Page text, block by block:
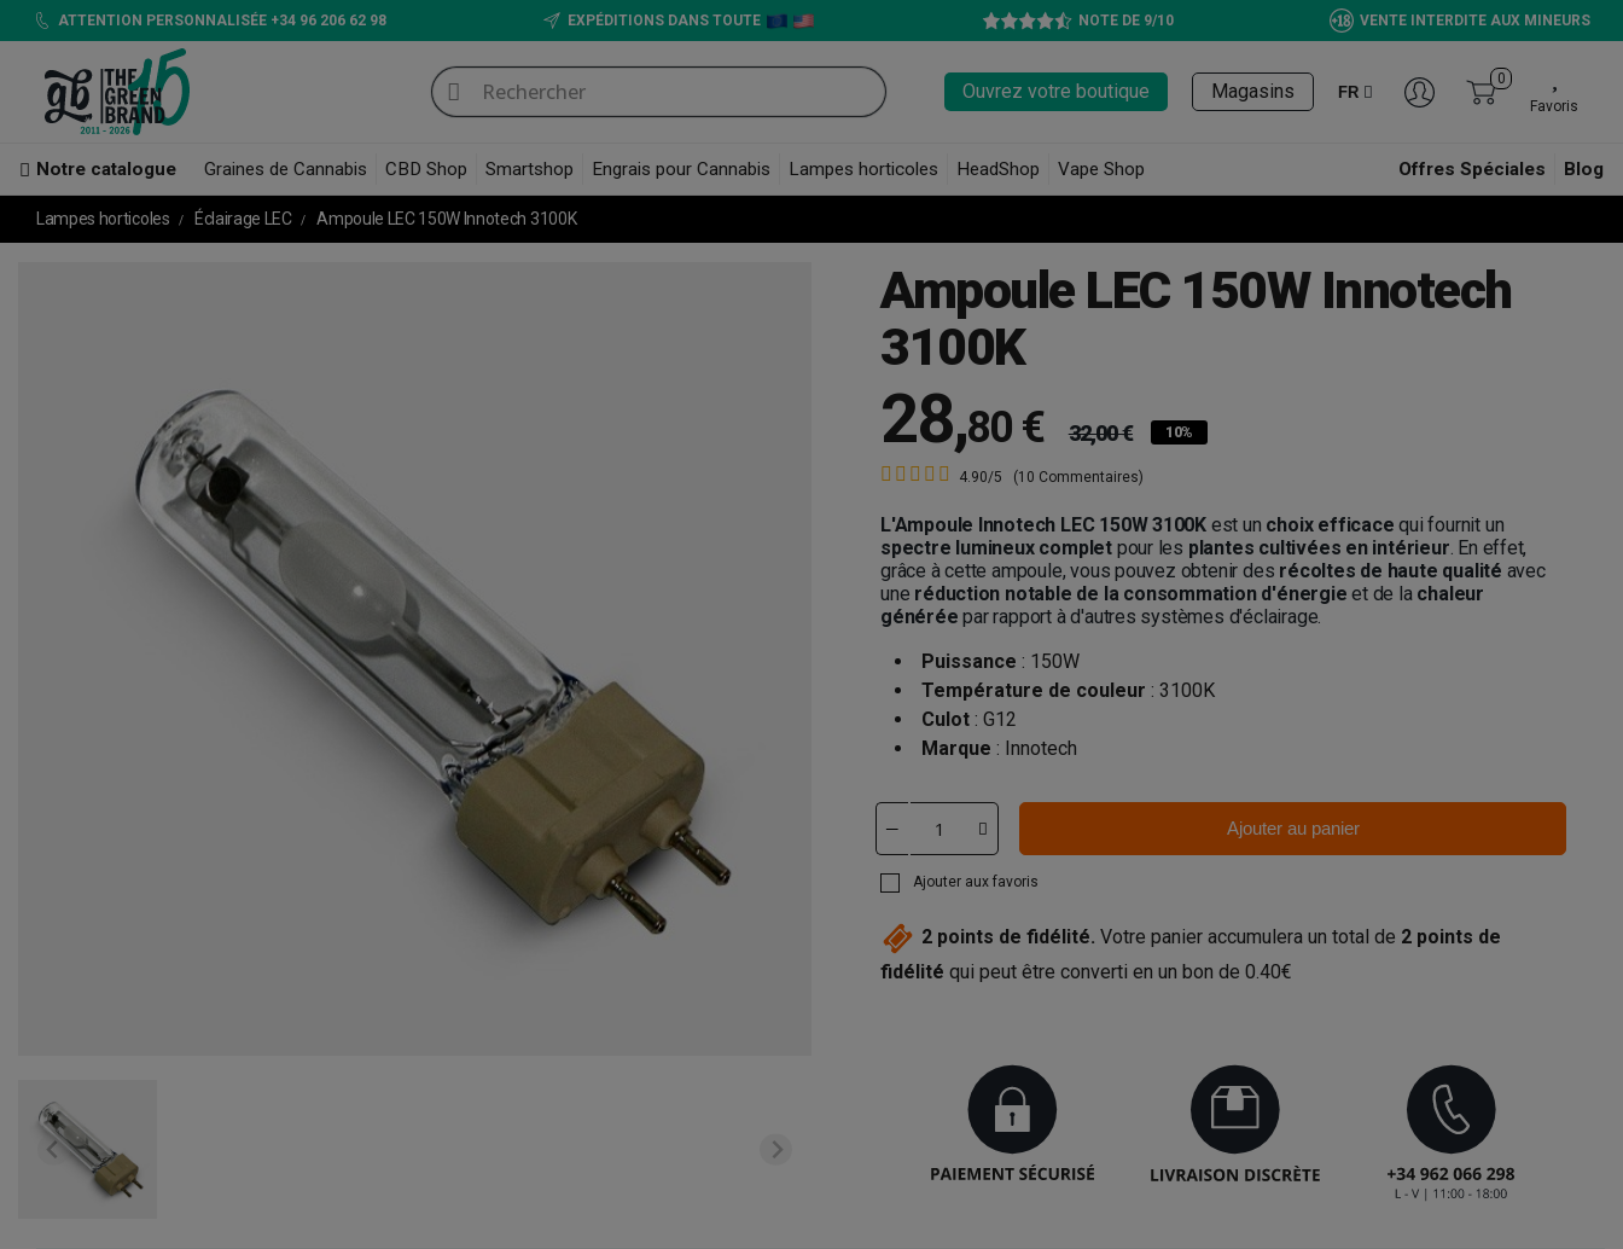
ATTENTION PERSONNALISÉE +34 96 206 62 98 EXPÉDITIONS DANS TOUTE NOTE DE 9/10 VENTE INTERDITE AUX MINEURS
Ouvrez votre boutique Magasins FR
0
Favoris
Notre catalogue Graines de Cannabis CBD Shop Smartshop Engrais pour Cannabis Lampes horticoles HeadShop Vape Shop Offres Spéciales Blog
Lampes horticoles Éclairage LEC Ampoule LEC 150W Innotech 3100K
Ampoule LEC 150W Innotech
3100K
28,80 € 32,00 € 10%
4.90/5 (10 Commentaires)
L'Ampoule Innotech LEC 150W 3100K est un choix efficace qui fournit un
spectre lumineux completpour les plantes cultivées en intérieur. En effet,
grâce à cette ampoule, vous pouvez obtenir des récoltes de haute qualité avec
une réduction notable de la consommation d'énergie et de la chaleur
générée par rapport à d'autres systèmes d'éclairage.
Puissance : 150W
Température de couleur : 3100K
Culot : G12
Marque : Innotech
Ajouter au panier
Ajouter aux favoris
2 points de fidélité. Votre panier accumulera un total de 2 points de
fidélité qui peut être converti en un bon de 0.40€